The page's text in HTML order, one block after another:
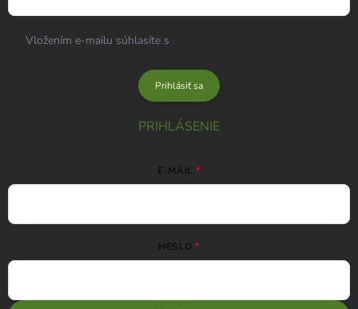
Vložením e-mailu súhlasíte s
Prihlásiť sa
PRIHLÁSENIE
E-MAIL
HESLO